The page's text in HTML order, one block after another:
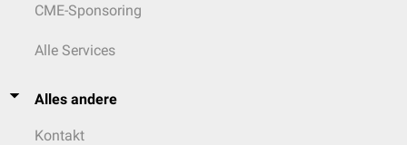
CME-Sponsoring
Alle Services
Alles andere
Kontakt